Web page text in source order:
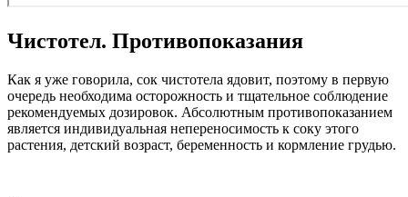
Чистотел. Противопоказания
Как я уже говорила, сок чистотела ядовит, поэтому в первую
очередь необходима осторожность и тщательное соблюдение
рекомендуемых дозировок. Абсолютным противопоказанием
является индивидуальная непереносимость к соку этого
растения, детский возраст, беременность и кормление грудью.